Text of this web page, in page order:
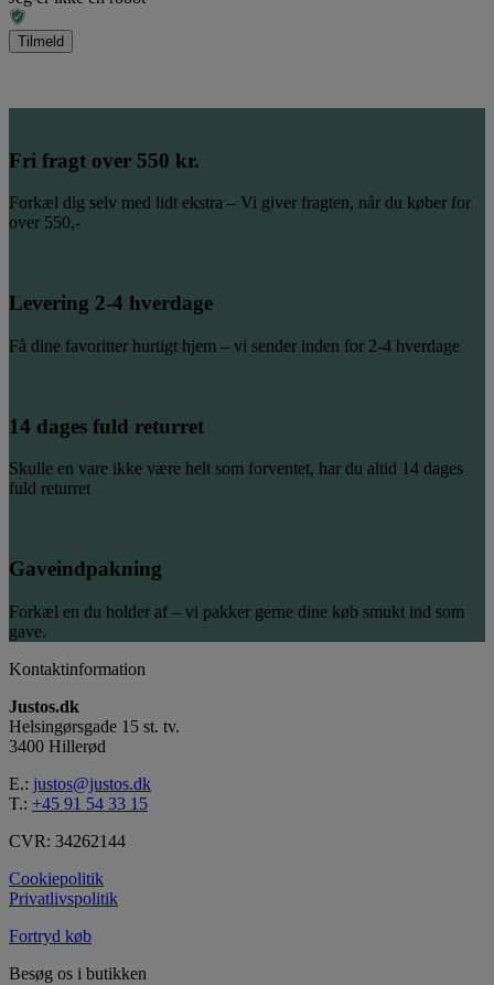
Fri fragt over 550 kr.
Forkæl dig selv med lidt ekstra – Vi giver fragten, når du køber for
over 550,-
Levering 2-4 hverdage
Få dine favoritter hurtigt hjem – vi sender inden for 2-4 hverdage
14 dages fuld returret
Skulle en vare ikke være helt som forventet, har du altid 14 dages
fuld returret
Gaveindpakning
Forkæl en du holder af – vi pakker gerne dine køb smukt ind som
gave.
Kontaktinformation
Justos.dk
Helsingørsgade 15 st. tv.
3400 Hillerød
E.: justos@justos.dk
T.: +45 91 54 33 15
CVR: 34262144
Cookiepolitik
Privatlivspolitik
Fortryd køb
Besøg os i butikken